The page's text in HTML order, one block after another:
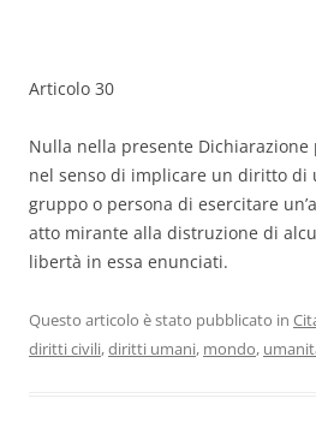
Articolo 30
Nulla nella presente
nel senso di implicare un diritto di
gruppo o persona di esercitare
atto mirante alla distruzione di
libertà in essa enunciati.
Questo articolo è stato pubblicato in
diritti civili,diritti umani, mondo,